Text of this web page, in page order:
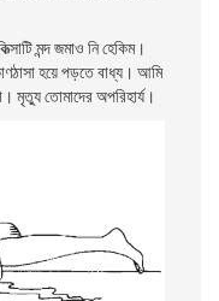
মন্দ জমাও নি হেকিম।
হয়ে পড়তে বাধ্য। আমি
মৃত্যু তােমাদের অপরিহার্য।